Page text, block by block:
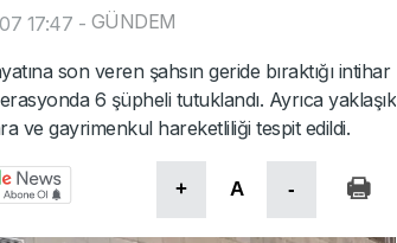
17:47 - GÜNDEM
son veren şahsın geride bıraktığı intihar
6 şüpheli tutuklandı. Ayrıca yaklaşık
ve gayrimenkul hareketliliği tespit edildi.
+ A -